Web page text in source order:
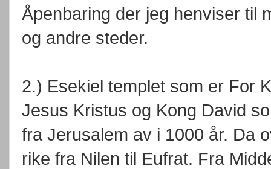
Åpenbaring der jeg henviser til
og andre steder.
2.) Esekiel templet som er For
Jesus Kristus og Kong David
fra Jerusalem av i 1000 år. Da
rike fra Nilen til Eufrat. Fra